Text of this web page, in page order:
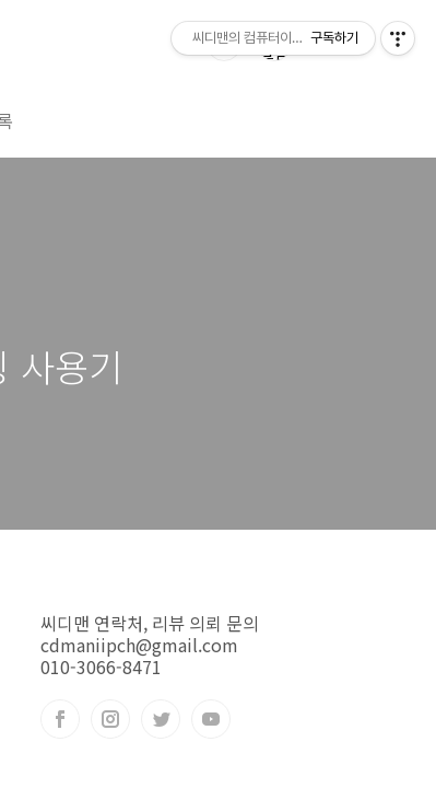
사용기
씨디맨 연락처, 리뷰 의뢰 문의
cdmaniipch@gmail.com
010-3066-8471
씨디맨의 컴퓨터이야기구독하기